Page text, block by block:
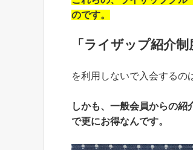
のです。
「ライザップ紹介制
を利用しないで入会するの
しかも、一般会員からの
で更にお得なんです。